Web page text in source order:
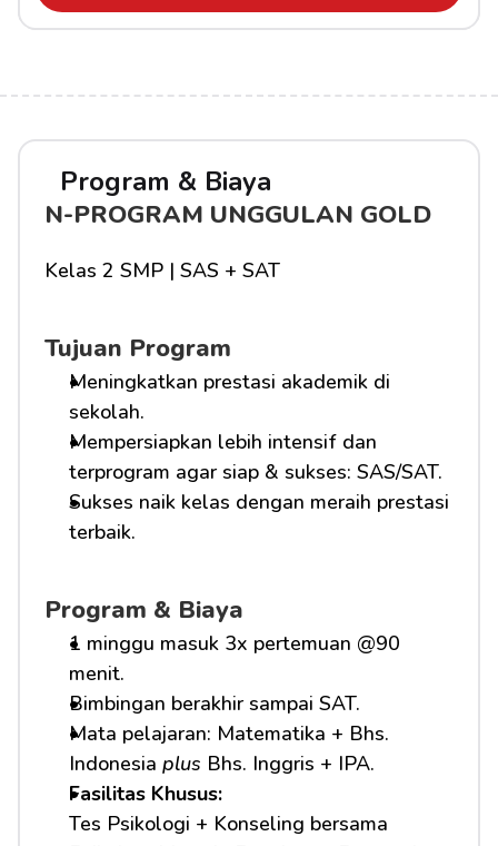
Program & Biaya
N-PROGRAM UNGGULAN GOLD
Kelas 2 SMP | SAS + SAT
Tujuan Program
Meningkatkan prestasi akademik di
sekolah.
Mempersiapkan lebih intensif dan
terprogram agar siap & sukses: SAS/SAT.
Sukses naik kelas dengan meraih prestasi
terbaik.
Program & Biaya
1 minggu masuk 3x pertemuan @90
menit.
Bimbingan berakhir sampai SAT.
Mata pelajaran: Matematika + Bhs.
Indonesia plus Bhs. Inggris + IPA.
Fasilitas Khusus:
Tes Psikologi + Konseling bersama